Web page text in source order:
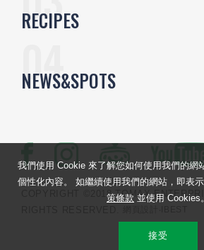
RECIPES
NEWS&SPOTS
COPYRIGHT ©2018 TOMAX
我們使用 Cookie 來了解您如何使用我們的網
個性化內容。 如繼續使用我們的網站，即表
策條款 並使用 Cookies。
接受